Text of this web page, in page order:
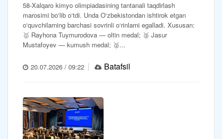
58-Xalqaro kimyo olimpiadasining tantanali taqdirlash
marosimi bo‘lib o‘tdi. Unda O‘zbekistondan ishtirok etgan
o‘quvchilarning barchasi sovrinli o‘rinlarni egalladi. Xususan:
🥇 Rayhona Tuymurodova — oltin medal; 🥈 Jasur
Mustafoyev — kumush medal; 🥈...
20.07.2026 / 09:22 Batafsil